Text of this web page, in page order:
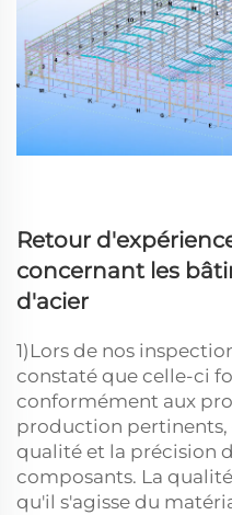
Retour
concernant les
d'acier
1)Lors de nos
constaté que celle-ci
conformément aux
production pertinents,
qualité et la précision
composants. La
qu'il s'agisse du